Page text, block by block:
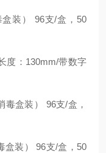
盒装） 96支/盒，50
度：130mm/带数字
毒盒装） 96支/盒，
盒装） 96支/盒，50